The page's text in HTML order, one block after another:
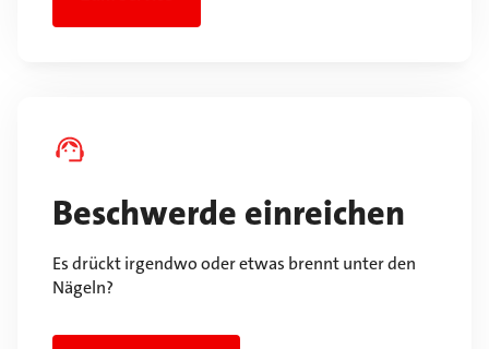
Beschwerde einreichen
Es drückt irgendwo oder etwas brennt unter den
Nägeln?